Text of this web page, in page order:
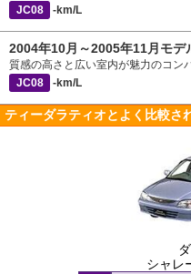
JC08
-km/L
2004年10月～2005年11月モデ
質感の高さと広い室内が魅力のコン
JC08
-km/L
ティーダラティオとよく比較さ
シャレ